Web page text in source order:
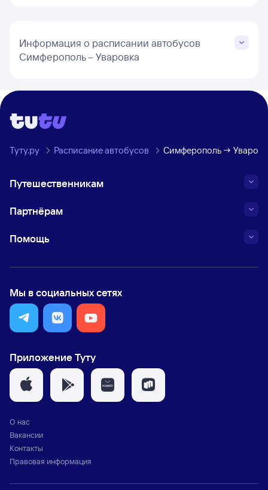
Информация о расписании автобусов
Симферополь – Уваровка
Туту.ру Расписание автобусов Симферополь →
Путешественникам
Партнёрам
Помощь
Мы в социальных сетях
Приложение Туту
О нас
Вакансии
Контакты
Правовая информация